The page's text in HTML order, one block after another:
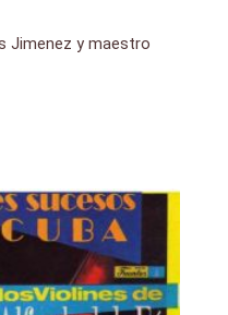
Jimenez y maestro